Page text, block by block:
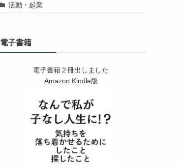
活動・起業
電子書籍
電子書籍２冊出しました
Amazon Kindle版